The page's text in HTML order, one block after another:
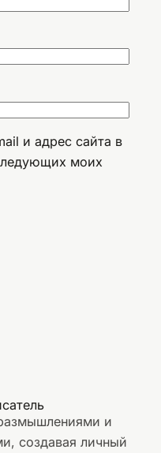
и адрес сайта в
моих
и
создавая личный